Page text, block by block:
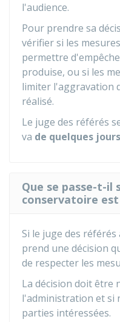
l'audience.
Pour prendre sa
vérifier si les
permettre
produise, ou si les
limiter l'aggravation
réalisé.
Le juge des référés
va de quelques
Que se passe-t-il
conservatoire est
Si le juge des
prend une décision
de respecter les
La décision doit être
l'administration et si
parties intéressées.